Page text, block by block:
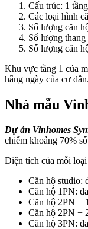
Cấu trúc: 1
Các loại hình
Số lượng căn
Số lượng
Số lượng căn
Khu vực tầng 1 của
hằng ngày của cư dân.
Nhà mẫu
Dự án Vinhomes
chiếm khoảng 70%
Diện tích của mỗi
Căn hộ studio:
Căn hộ 1PN:
Căn hộ 2PN +
Căn hộ 2PN +
Căn hộ 3PN: